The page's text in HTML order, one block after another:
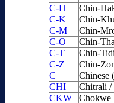
C-H
Chin-
C-K
Chin-
C-M
Chin-
C-O
Chin-
C-T
Chin-
C-Z
Chin-
C
Chinese
CHI
Chitrali
CKW
Chokwe